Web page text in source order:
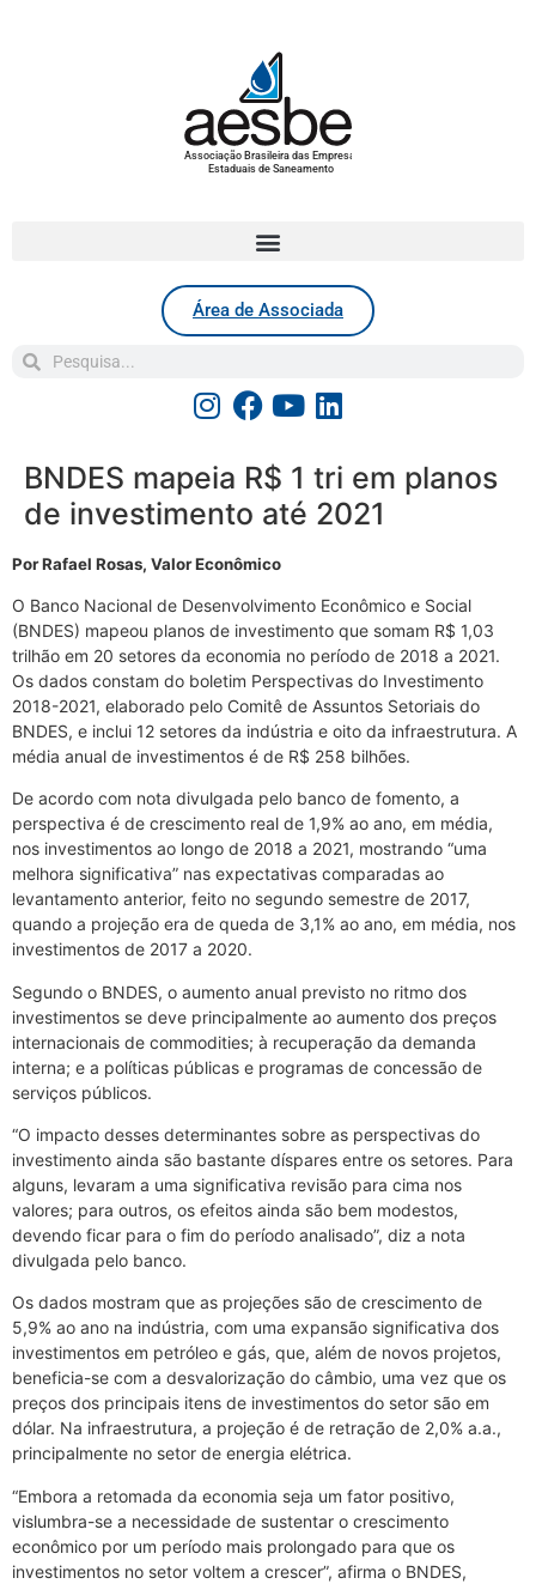
Associação Brasileira das Empresas
Estaduais de Saneamento
Área de Associada
BNDES mapeia R$ 1 tri em planos
de investimento até 2021
Por Rafael Rosas, Valor Econômico
O Banco Nacional de Desenvolvimento Econômico e Social
(BNDES) mapeou planos de investimento que somam R$ 1,03
trilhão em 20 setores da economia no período de 2018 a 2021.
Os dados constam do boletim Perspectivas do Investimento
2018-2021, elaborado pelo Comitê de Assuntos Setoriais do
BNDES, e inclui 12 setores da indústria e oito da infraestrutura. A
média anual de investimentos é de R$ 258 bilhões.
De acordo com nota divulgada pelo banco de fomento, a
perspectiva é de crescimento real de 1,9% ao ano, em média,
nos investimentos ao longo de 2018 a 2021, mostrando “uma
melhora significativa” nas expectativas comparadas ao
levantamento anterior, feito no segundo semestre de 2017,
quando a projeção era de queda de 3,1% ao ano, em média, nos
investimentos de 2017 a 2020.
Segundo o BNDES, o aumento anual previsto no ritmo dos
investimentos se deve principalmente ao aumento dos preços
internacionais de commodities; à recuperação da demanda
interna; e a políticas públicas e programas de concessão de
serviços públicos.
“O impacto desses determinantes sobre as perspectivas do
investimento ainda são bastante díspares entre os setores. Para
alguns, levaram a uma significativa revisão para cima nos
valores; para outros, os efeitos ainda são bem modestos,
devendo ficar para o fim do período analisado”, diz a nota
divulgada pelo banco.
Os dados mostram que as projeções são de crescimento de
5,9% ao ano na indústria, com uma expansão significativa dos
investimentos em petróleo e gás, que, além de novos projetos,
beneficia-se com a desvalorização do câmbio, uma vez que os
preços dos principais itens de investimentos do setor são em
dólar. Na infraestrutura, a projeção é de retração de 2,0% a.a.,
principalmente no setor de energia elétrica.
“Embora a retomada da economia seja um fator positivo,
vislumbra-se a necessidade de sustentar o crescimento
econômico por um período mais prolongado para que os
investimentos no setor voltem a crescer”, afirma o BNDES,